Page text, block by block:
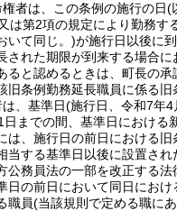
者は、この条例の施行の日(
は第2項の規定により勤務す
いて同じ。)が施行日以後に
された期限が到来する場合
ると認めるときは、町長の
旧条例勤務延長職員に係る
、基準日(施行日、令和7年
日までの間、基準日における
は、施行日の前日における
当する基準日以後に設置さ
公務員法の一部を改正する法
日の前日において同日にお
職員(当該規則で定める職に